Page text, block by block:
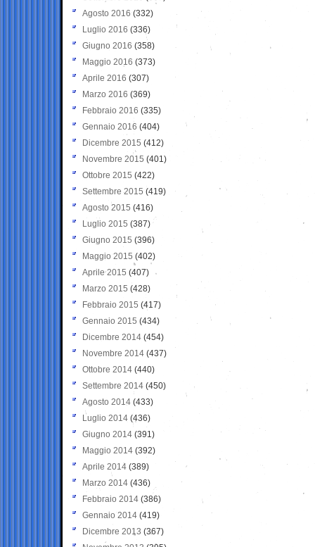
Agosto 2016 (332)
Luglio 2016 (336)
Giugno 2016 (358)
Maggio 2016 (373)
Aprile 2016 (307)
Marzo 2016 (369)
Febbraio 2016 (335)
Gennaio 2016 (404)
Dicembre 2015 (412)
Novembre 2015 (401)
Ottobre 2015 (422)
Settembre 2015 (419)
Agosto 2015 (416)
Luglio 2015 (387)
Giugno 2015 (396)
Maggio 2015 (402)
Aprile 2015 (407)
Marzo 2015 (428)
Febbraio 2015 (417)
Gennaio 2015 (434)
Dicembre 2014 (454)
Novembre 2014 (437)
Ottobre 2014 (440)
Settembre 2014 (450)
Agosto 2014 (433)
Luglio 2014 (436)
Giugno 2014 (391)
Maggio 2014 (392)
Aprile 2014 (389)
Marzo 2014 (436)
Febbraio 2014 (386)
Gennaio 2014 (419)
Dicembre 2013 (367)